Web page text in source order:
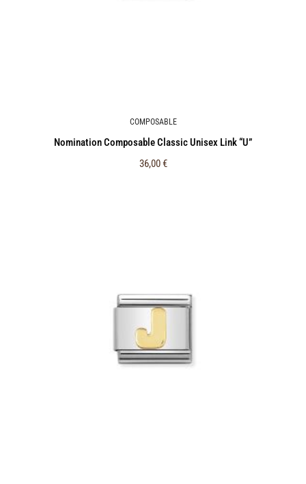
COMPOSABLE
Nomination Composable Classic Unisex Link “U”
36,00€